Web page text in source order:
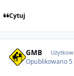
Cytuj
GMB
Opublikowano